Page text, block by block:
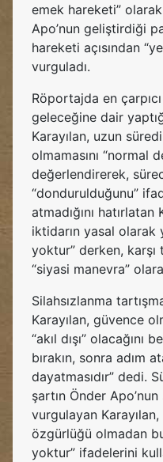
emek hareketi”
Apo’nun geliştirdiği
hareketi açısından
vurguladı.
Röportajda en
geleceğine dair
Karayılan, uzun
olmamasını “normal
değerlendirerek,
“dondurulduğunu”
atmadığını
iktidarın yasal olarak
yoktur” derken, karşı
“siyasi manevra”
Silahsızlanma
Karayılan, güvence
“akıl dışı” olacağını
bırakın, sonra adım
dayatmasıdır” dedi.
şartın Önder
vurgulayan
özgürlüğü olmadan
yoktur” ifadelerini